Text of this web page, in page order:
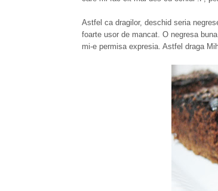
Astfel ca dragilor, deschid seria
foarte usor de mancat. O negresa
mi-e permisa expresia. Astfel draga